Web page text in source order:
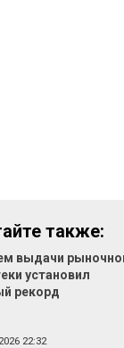
также:
выдачи
установил
рекорд
22:32